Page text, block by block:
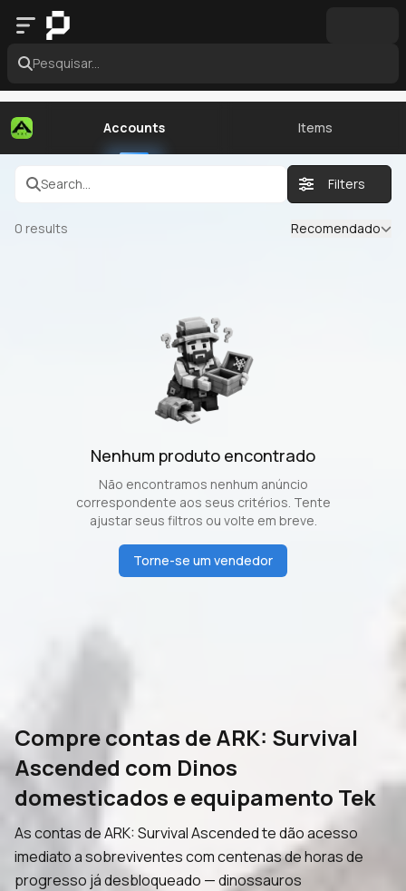
Pesquisar...
Accounts Items
Search... Filters
0 results Recomendado
Nenhum produto encontrado
Não encontramos nenhum anúncio
correspondente aos seus critérios. Tente
ajustar seus filtros ou volte em breve.
Torne-se um vendedor
Compre contas de ARK: Survival
Ascended com Dinos
domesticados e equipamento Tek
As contas de ARK: Survival Ascended te dão acesso
imediato a sobreviventes com centenas de horas de
progresso já desbloqueado — dinossauros